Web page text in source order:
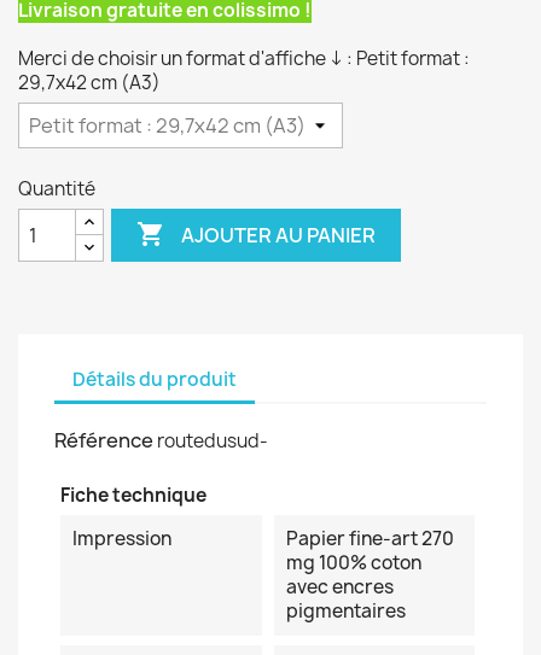
Livraison gratuite en colissimo !
Merci de choisir un format d'affiche ↓ : Petit format :
29,7x42 cm (A3)
Quantité
 AJOUTER AU PANIER
Détails du produit
Référence routedusud-
Fiche technique
Impression
Papier fine-art 270
mg 100% coton
avec encres
pigmentaires